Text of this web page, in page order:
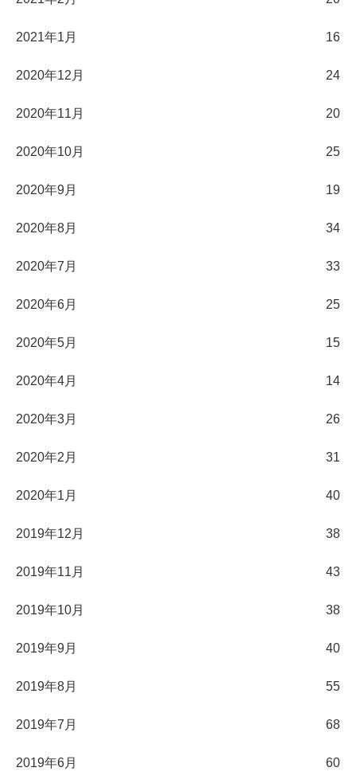
2021年1月 16
2020年12月 24
2020年11月 20
2020年10月 25
2020年9月 19
2020年8月 34
2020年7月 33
2020年6月 25
2020年5月 15
2020年4月 14
2020年3月 26
2020年2月 31
2020年1月 40
2019年12月 38
2019年11月 43
2019年10月 38
2019年9月 40
2019年8月 55
2019年7月 68
2019年6月 60